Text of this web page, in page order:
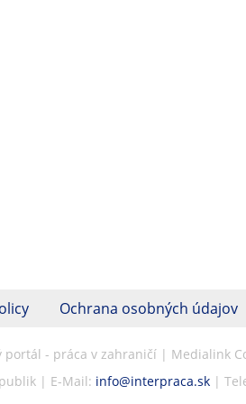
Ochrana osobných údajov
- práca v zahraničí | Medialink
| E-Mail: info@interpraca.sk |